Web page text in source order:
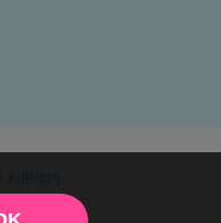
利用規約